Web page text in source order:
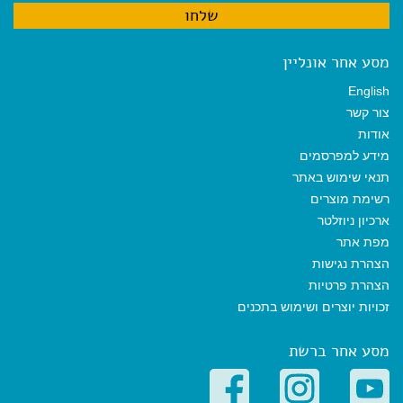
מסע אחר אונליין
English
צור קשר
אודות
מידע למפרסמים
תנאי שימוש באתר
רשימת מוצרים
ארכיון ניוזלטר
מפת אתר
הצהרת נגישות
הצהרת פרטיות
זכויות יוצרים ושימוש בתכנים
מסע אחר ברשת